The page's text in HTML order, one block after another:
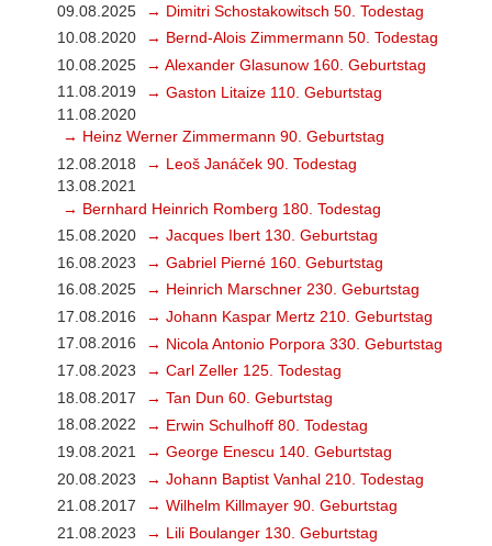
09.08.2025
→ Dimitri Schostakowitsch 50. Todestag
10.08.2020
→ Bernd-Alois Zimmermann 50. Todestag
10.08.2025
→ Alexander Glasunow 160. Geburtstag
11.08.2019
→ Gaston Litaize 110. Geburtstag
11.08.2020
→ Heinz Werner Zimmermann 90. Geburtstag
12.08.2018
→ Leoš Janáček 90. Todestag
13.08.2021
→ Bernhard Heinrich Romberg 180. Todestag
15.08.2020
→ Jacques Ibert 130. Geburtstag
16.08.2023
→ Gabriel Pierné 160. Geburtstag
16.08.2025
→ Heinrich Marschner 230. Geburtstag
17.08.2016
→ Johann Kaspar Mertz 210. Geburtstag
17.08.2016
→ Nicola Antonio Porpora 330. Geburtstag
17.08.2023
→ Carl Zeller 125. Todestag
18.08.2017
→ Tan Dun 60. Geburtstag
18.08.2022
→ Erwin Schulhoff 80. Todestag
19.08.2021
→ George Enescu 140. Geburtstag
20.08.2023
→ Johann Baptist Vanhal 210. Todestag
21.08.2017
→ Wilhelm Killmayer 90. Geburtstag
21.08.2023
→ Lili Boulanger 130. Geburtstag